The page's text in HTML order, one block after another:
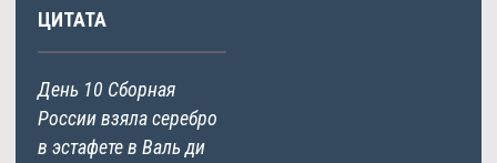
ЦИТАТА
День 10 Сборная
России взяла серебро
в эстафете в Валь ди